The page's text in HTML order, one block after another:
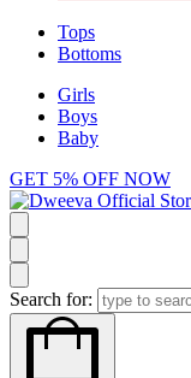
Tops
Bottoms
Girls
Boys
Baby
GET 5% OFF NOW
Search for: